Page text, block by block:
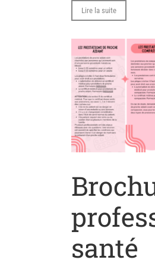
Lire la suite
santé